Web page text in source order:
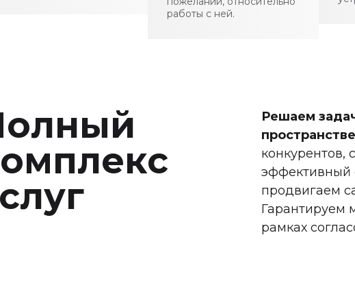
работы с ней.
Решаем
пространстве
конкурентов,
эффективный
продвигаем
Гарантируем
рамках